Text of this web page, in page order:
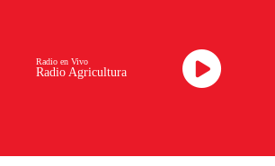
Radio Agricultura
Radio en Vivo
Descarga la APP